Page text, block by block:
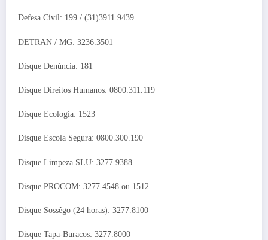
Defesa Civil: 199 / (31)3911.9439
DETRAN / MG: 3236.3501
Disque Denúncia: 181
Disque Direitos Humanos: 0800.311.119
Disque Ecologia: 1523
Disque Escola Segura: 0800.300.190
Disque Limpeza SLU: 3277.9388
Disque PROCOM: 3277.4548 ou 1512
Disque Sossêgo (24 horas): 3277.8100
Disque Tapa-Buracos: 3277.8000